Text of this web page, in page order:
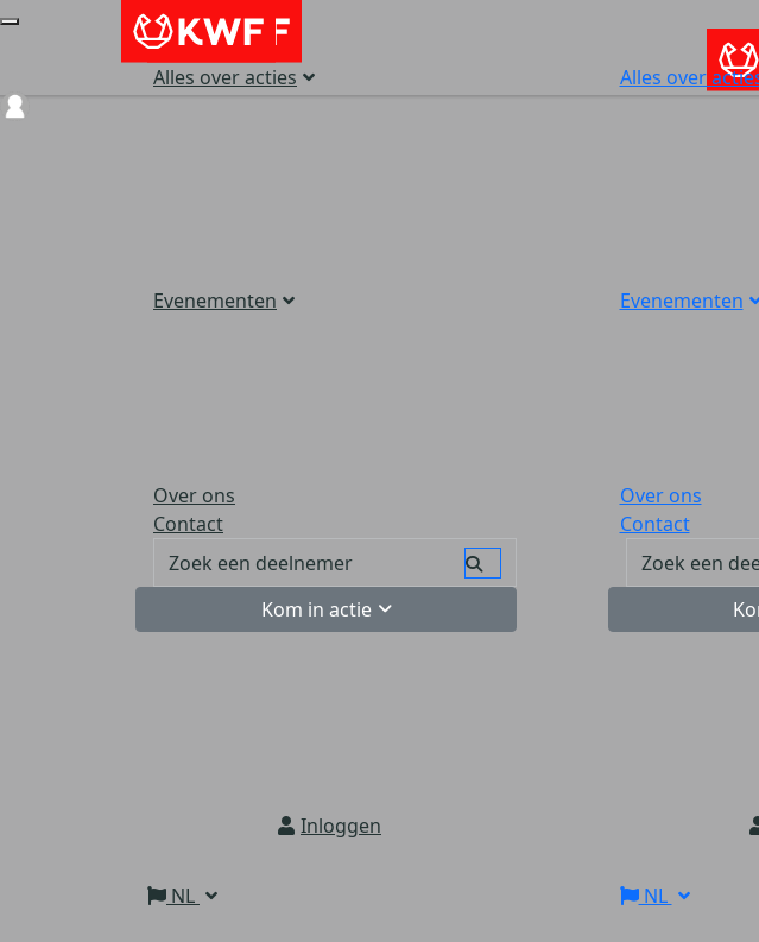
Alles over acties
Evenementen
Over ons
Contact
Kom in actie
Inloggen
NL
Alles over
Evenementen
Over ons
Contact
NL